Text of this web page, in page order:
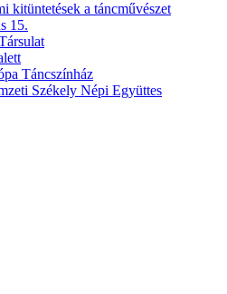
kitüntetések a táncművészet
15.
Táncszínház
Székely Népi Együttes